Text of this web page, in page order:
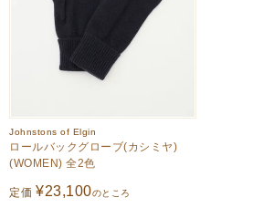
Johnstons of Elgin
ロールバックグローブ(カシミヤ)
(WOMEN) 全2色
定価 ¥23,100のところ